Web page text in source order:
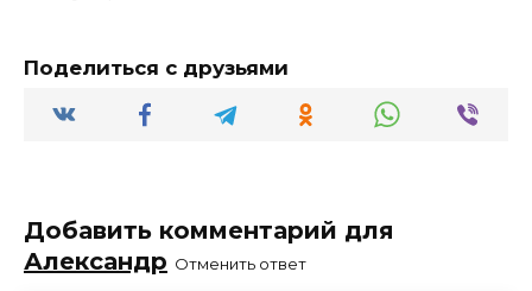
Поделиться с друзьями
Добавить комментарий для
Александр Отменить ответ